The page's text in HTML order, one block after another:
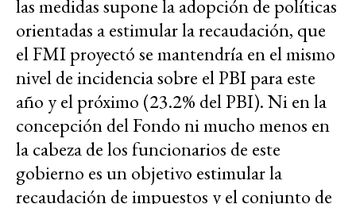
las medidas supone la adopción de políticas
orientadas a estimular la recaudación, que
el FMI proyectó se mantendría en el mismo
nivel de incidencia sobre el PBI para este
año y el próximo (23.2% del PBI). Ni en la
concepción del Fondo ni mucho menos en
la cabeza de los funcionarios de este
gobierno es un objetivo estimular la
recaudación de impuestos y el conjunto de